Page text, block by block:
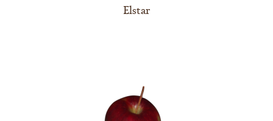
Elstar